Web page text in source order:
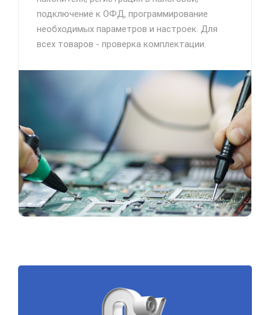
подключение к ОФД, программирование
необходимых параметров и настроек. Для
всех товаров - проверка комплектации.